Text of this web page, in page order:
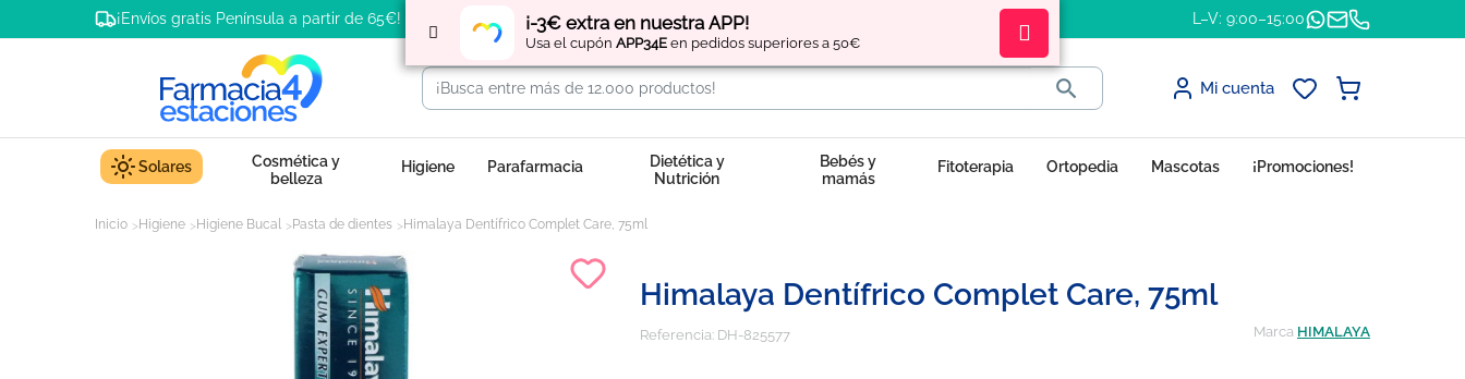
¡-3€ extra en nuestra APP!
Usa el cupón APP34E en pedidos superiores a 50€
¡Envíos gratis Península a partir de 65€! Regístratey obtén L–V: 9:00–15:00
 Mi cuenta
Solares
Cosmética y
belleza
Higiene Parafarmacia
Dietética y
Nutrición
Bebés y
mamás
Fitoterapia Ortopedia Mascotas ¡Promociones!
Inicio Higiene Higiene Bucal Pasta de dientes Himalaya Dentífrico Complet Care, 75ml
Himalaya Dentífrico Complet Care, 75ml
Referencia: DH-825577 Marca HIMALAYA